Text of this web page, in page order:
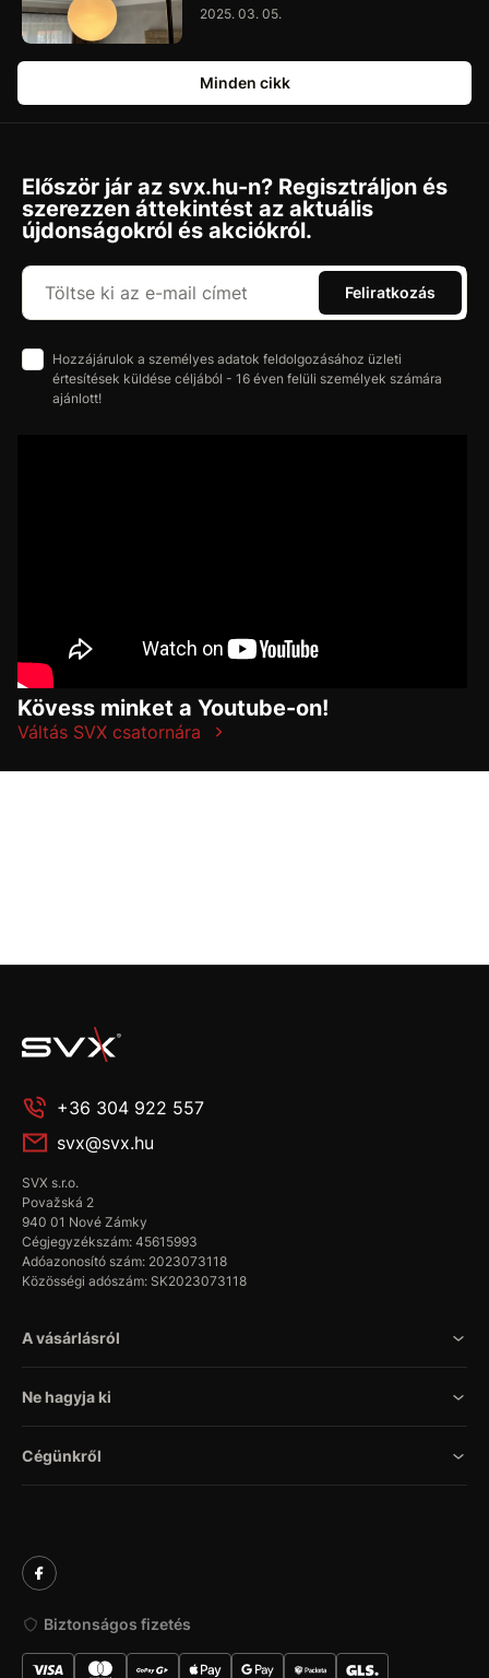
otthonra, műhelybe és
2025. 03. 05.
Minden cikk
Először jár az svx.hu-n? Regisztráljon és
szerezzen áttekintést az aktuális
újdonságokról és akciókról.
Feliratkozás
Hozzájárulok a személyes adatok feldolgozásához üzleti
értesítések küldése céljából - 16 éven felüli személyek számára
ajánlott!
Kövess minket a Youtube-on!
Váltás SVX csatornára
+36 304 922 557
svx@svx.hu
SVX s.r.o.
Považská 2
940 01 Nové Zámky
Cégjegyzékszám: 45615993
Adóazonosító szám: 2023073118
Közösségi adószám: SK2023073118
A vásárlásról
Ne hagyja ki
Cégünkről
Biztonságos fizetés